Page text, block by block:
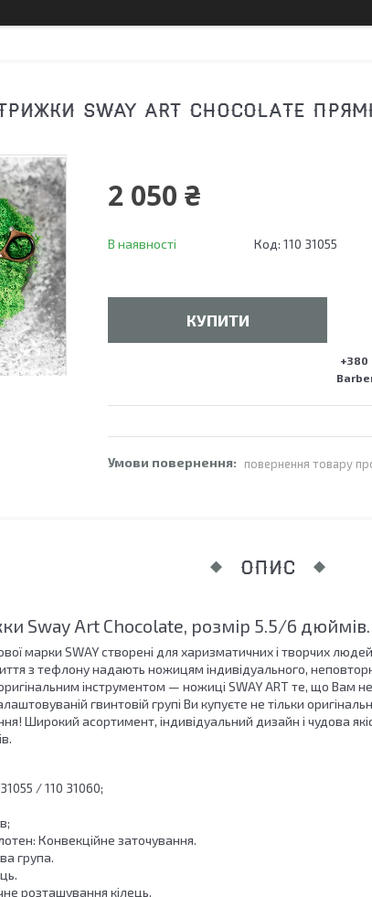
SWAY ART CHOCOLATE
2 050 ₴
В наявності Код: 110 31055
КУПИТИ
+380
повернення товару
ОПИС
Sway Art Chocolate, розмір 5.5/6 дюймів.
марки SWAY створені для харизматичних і творчих
з тефлону надають ножицям індивідуального,
інструментом — ножиці SWAY ART те, що Вам
гвинтовій групі Ви купуєте не тільки
Широкий асортимент, індивідуальний дизайн і чудова
/ 110 31060;
Конвекційне заточування.
група.
розташування кілець.